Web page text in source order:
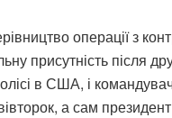
операції з
присутність після
в США, і командувач
вівторок, а сам